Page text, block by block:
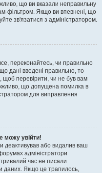
що ви вказали неправильну
фільтром. Якщо ви впевнені, що
зв'язатися з адміністратором.
переконайтесь, чи правильно
дані введені правильно, то
щоб перевірити, чи не був вам
що допущена помилка в
для виправлення
можу увійти!
деактивував або видалив ваш
адміністратори
час не писали
даних. Якщо це трапилось,